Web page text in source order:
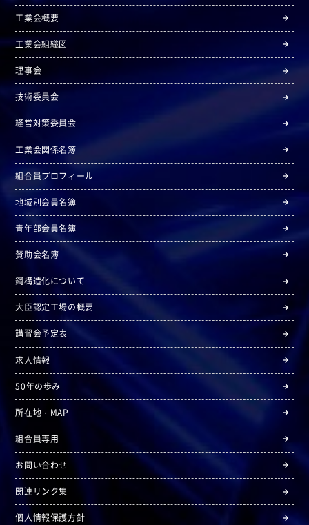
工業会概要
工業会組織図
理事会
技術委員会
経営対策委員会
工業会関係名簿
組合員プロフィール
地域別会員名簿
青年部会員名簿
賛助会名簿
鋼構造化について
大臣認定工場の概要
講習会予定表
求人情報
50年の歩み
所在地・MAP
組合員専用
お問い合わせ
関連リンク集
個人情報保護方針